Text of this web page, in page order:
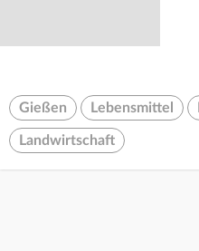
Gießen Lebensmittel
Landwirtschaft